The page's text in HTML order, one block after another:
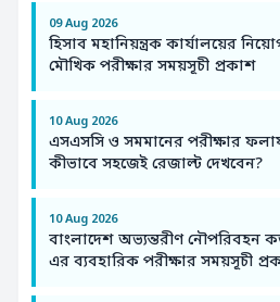
09 Aug 2026
হিসাব মহানিয়ন্ত্রক কার্যালয়ের
মৌখিক পরীক্ষার সময়সূচী প্রকাশ
10 Aug 2026
এসএসসি ও সমমানের পরীক্ষার
কীভাবে সহজেই রেজাল্ট দেখবেন?
10 Aug 2026
বাংলাদেশ অভ্যন্তরীণ নৌপরিবহন
এর ব্যবহারিক পরীক্ষার সময়সূচী